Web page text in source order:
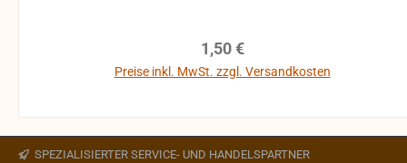
um Rücksendungen zu vermeiden. Rücksendungen
gehen auf Kosten des Käufers. bei defekten Artikel
ausgeschlossen.
Regulärer Preis:
1,50 €
Preise inkl. MwSt. zzgl. Versandkosten
SPEZIALISIERTER SERVICE- UND HANDELSPARTNER